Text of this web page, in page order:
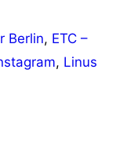
Berlin, ETC –
, Linus